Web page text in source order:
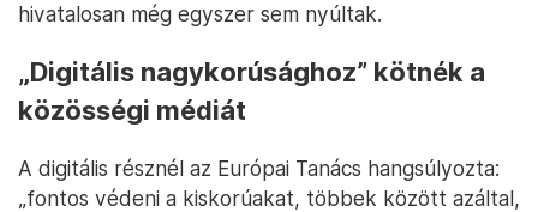
hivatalosan még egyszer sem nyúltak.
„Digitális nagykorúsághoz” kötnék a
közösségi médiát
A digitális résznél az Európai Tanács hangsúlyozta:
„fontos védeni a kiskorúakat, többek között azáltal,